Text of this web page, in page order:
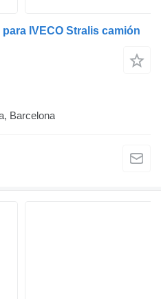
IVECO Stralis camión
Barcelona